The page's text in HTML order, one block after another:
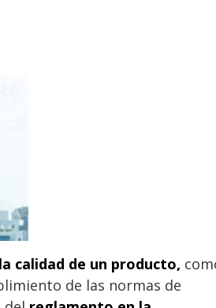
calidad de un producto,
de las normas de